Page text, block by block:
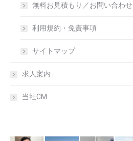
無料お見積もり／お問い合わせ
利用規約・免責事項
サイトマップ
求人案内
当社CM